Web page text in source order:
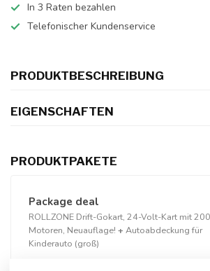
In 3 Raten bezahlen
Telefonischer Kundenservice
PRODUKTBESCHREIBUNG
EIGENSCHAFTEN
PRODUKTPAKETE
Package deal
ROLLZONE Drift-Gokart, 24-Volt-Kart mit
Motoren, Neuauflage! + Autoabdeckung für
Kinderauto (groß)